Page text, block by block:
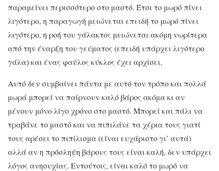
παραμείνει περισσότερο στο μαστό. Έτσι το μωρό πίνει
λιγότερο, η παραγωγή μειώνεται επειδή το μωρό πίνει
λιγότερο, η ροή του γάλακτος μειώνεται ακόμη νωρίτερα
από την έναρξη του γεύματος (επειδή υπάρχει λιγότερο
γάλα) και ένας φαύλος κύκλος έχει αρχίσει.
Αυτό δεν συμβαίνει πάντα με αυτό τον τρόπο και πολλά
μωρά μπορεί να παίρνουν καλό βάρος ακόμα κι αν
μένουν μόνο λίγο χρόνο στο μαστό. Μπορεί και πάλι να
τραβάνε το μαστό και να πιπιλάνε τα χέρια τους γιατί
τους αρέσει το πιπίλισμα (είναι ευχάριστο γι’ αυτά)
αλλά αν η πρόσληψη βάρους τους είναι καλή, δεν υπάρχει
λόγος ανησυχίας. Εντούτοις, είναι καλό το μωρό να